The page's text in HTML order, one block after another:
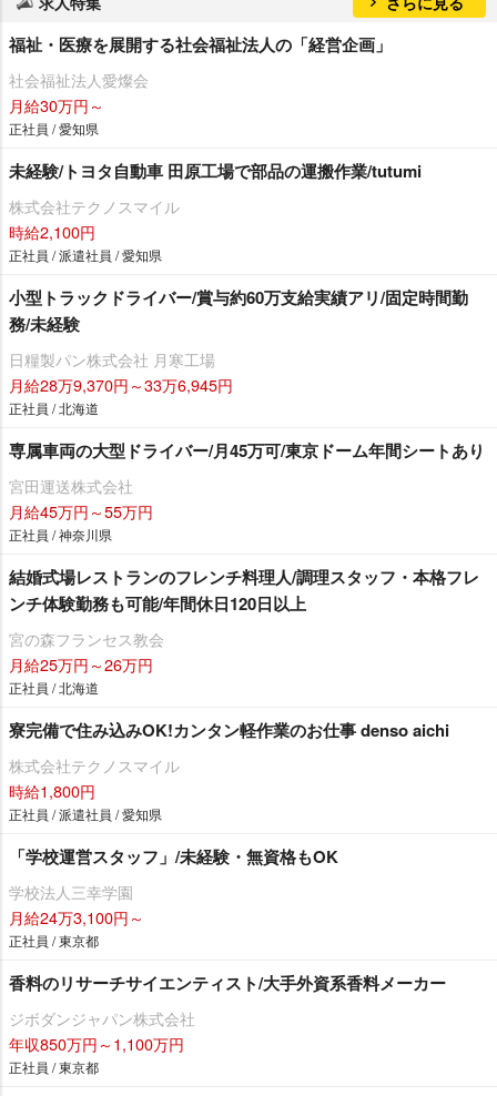
福祉・医療を展開する社会福祉法人の「経営企画」
社会福祉法人愛燦会
月給30万円～
正社員 / 愛知県
未経験/トヨタ自動車 田原工場で部品の運搬作業/tutumi
株式会社テクノスマイル
時給2,100円
正社員 / 派遣社員 / 愛知県
小型トラックドライバー/賞与約60万支給実績アリ/固定時間勤
務/未経験
日糧製パン株式会社 月寒工場
月給28万9,370円～33万6,945円
正社員 / 北海道
専属車両の大型ドライバー/月45万可/東京ドーム年間シートあり
宮田運送株式会社
月給45万円～55万円
正社員 / 神奈川県
結婚式場レストランのフレンチ料理人/調理スタッフ・本格フレ
ンチ体験勤務も可能/年間休日120日以上
宮の森フランセス教会
月給25万円～26万円
正社員 / 北海道
寮完備で住み込みOK!カンタン軽作業のお仕事 denso aichi
株式会社テクノスマイル
時給1,800円
正社員 / 派遣社員 / 愛知県
「学校運営スタッフ」/未経験・無資格もOK
学校法人三幸学園
月給24万3,100円～
正社員 / 東京都
香料のリサーチサイエンティスト/大手外資系香料メーカー
ジボダンジャパン株式会社
年収850万円～1,100万円
正社員 / 東京都